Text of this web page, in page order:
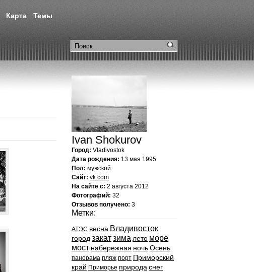
Карта Темы
Ivan Shokurov
Город: Vladivostok
Дата рождения: 13 мая 1995
Пол: мужской
Сайт: vk.com
На сайте с: 2 августа 2012
Фотографий: 32
Отзывов получено: 3
Метки:
АТЭС весна Владивосток
город закатзима лето море
мост набережная ночьОсень
панорама пляж порт Приморский
край Приморье природа снег